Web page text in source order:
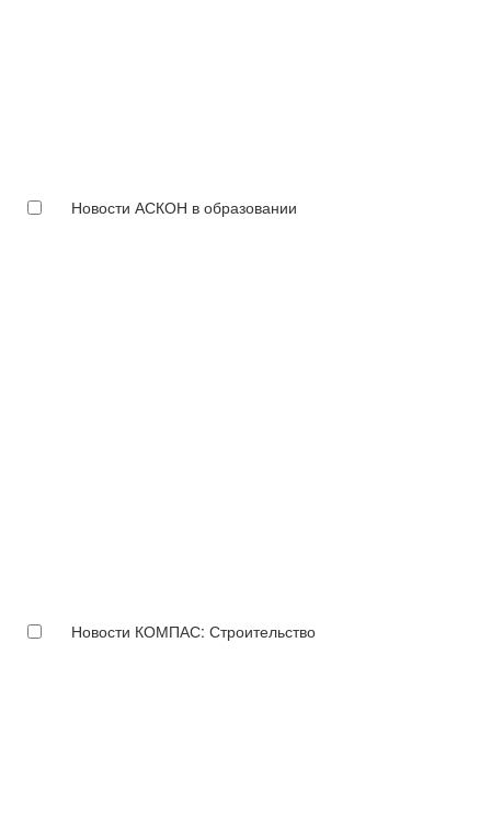
Новости АСКОН в образовании
Новости КОМПАС: Строительство